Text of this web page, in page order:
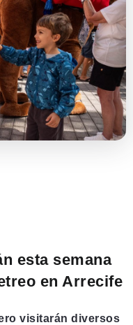
esta semana
en Arrecife
visitarán diversos